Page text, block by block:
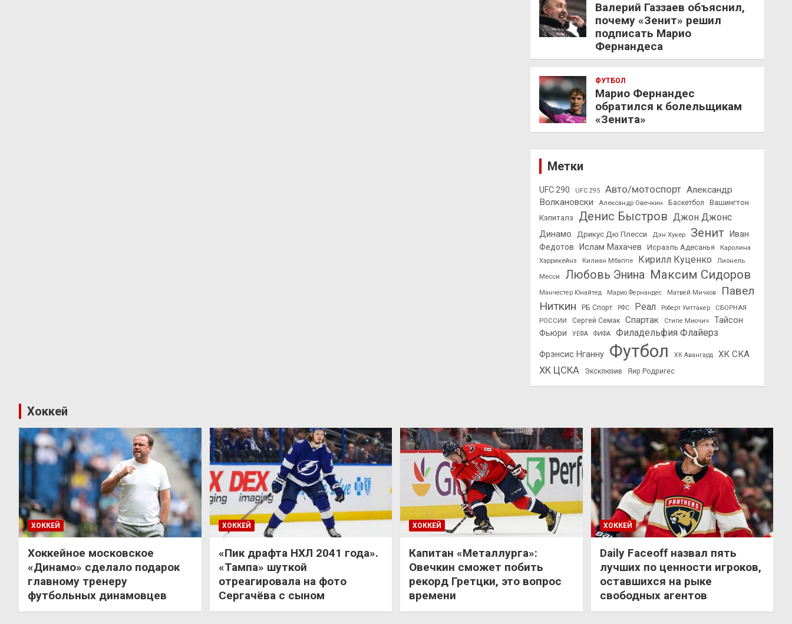
Валерий Газзаев объяснил,
почему «Зенит» решил
подписать Марио
Фернандеса
ФУТБОЛ
Марио Фернандес
обратился к болельщикам
«Зенита»
Метки
UFC 290 UFC 295 Авто/мотоспорт Александр
Волкановски
Александр Овечкин Баскетбол
Вашингтон
Кэпиталз
Денис Быстров Джон Джонс
Динамо Дрикус Дю Плесси Дэн Хукер Зенит
Иван
Федотов
Ислам Махачев Исраэль Адесанья
Каролина
Харрикейнз
Килиан Мбаппе Кирилл Куценко
Лионель
Месси
Любовь Энина Максим Сидоров
Манчестер Юнайтед Марио Фернандес Матвей Мичков
Павел
Ниткин
РБ Спорт РФС Реал Роберт Уиттакер
СБОРНАЯ
РОССИИ
Сергей Семак Спартак Стипе Миочич
Тайсон
Фьюри
УЕФА ФИФА Филадельфия Флайерз
Фрэнсис Нганну Футбол ХК Авангард ХК СКА
ХК ЦСКА Эксклюзив Яир Родригес
Хоккей
ХОККЕЙ
Хоккейное московское
«Динамо» сделало подарок
главному тренеру
футбольных динамовцев
ХОККЕЙ
«Пик драфта НХЛ 2041 года».
«Тампа» шуткой
отреагировала на фото
Сергачёва с сыном
ХОККЕЙ
Капитан «Металлурга»:
Овечкин сможет побить
рекорд Гретцки, это вопрос
времени
ХОККЕЙ
Daily Faceoff назвал пять
лучших по ценности игроков,
оставшихся на рыке
свободных агентов